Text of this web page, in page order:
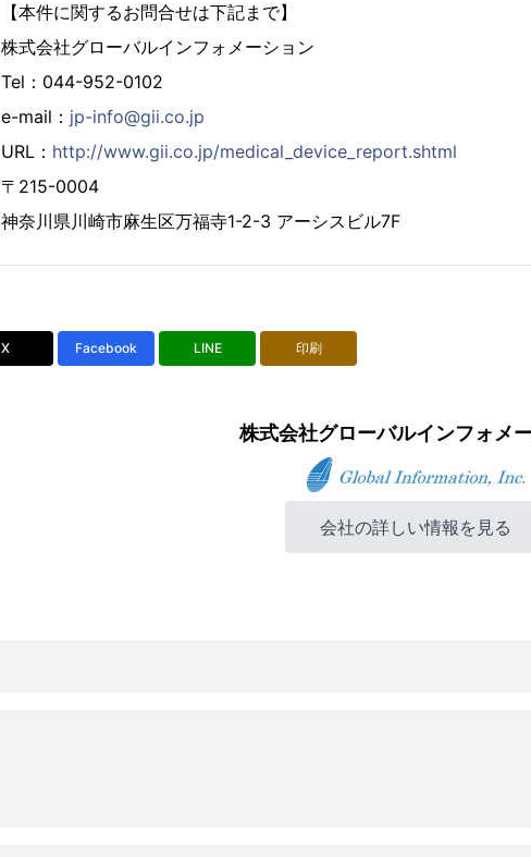
【本件に関するお問合せは下記まで】
株式会社グローバルインフォメーション
Tel：044-952-0102
e-mail： jp-info@gii.co.jp
URL： http://www.gii.co.jp/medical_device_report.shtml
〒215-0004
神奈川県川崎市麻生区万福寺1-2-3 アーシスビル7F
X Facebook LINE 印刷
株式会社グローバルインフォメ
会社の詳しい情報を見る